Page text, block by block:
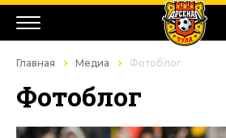
Главная Медиа Фотоблог
Фотоблог